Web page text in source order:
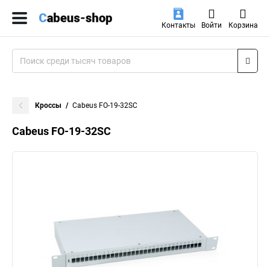
Контакты Войти Корзина
Кроссы Cabeus FO-19-32SC
Cabeus FO-19-32SC